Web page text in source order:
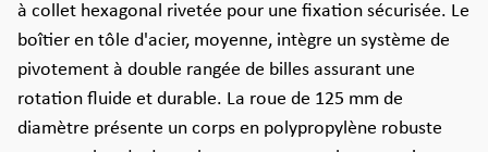
à collet hexagonal rivetée pour une fixation sécurisée. Le
boîtier en tôle d'acier, moyenne, intègre un système de
pivotement à double rangée de billes assurant une
rotation fluide et durable. La roue de 125 mm de
diamètre présente un corps en polypropylène robuste